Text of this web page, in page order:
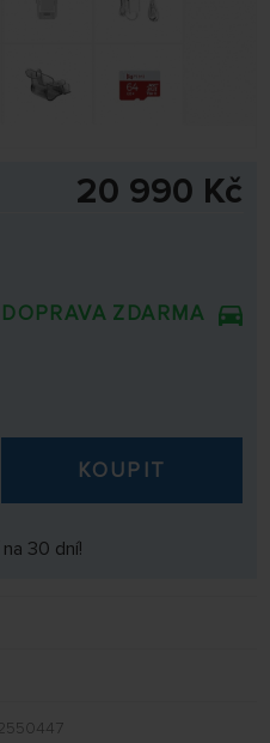
20 990 Kč
DOPRAVA ZDARMA
KOUPIT
30 dní!